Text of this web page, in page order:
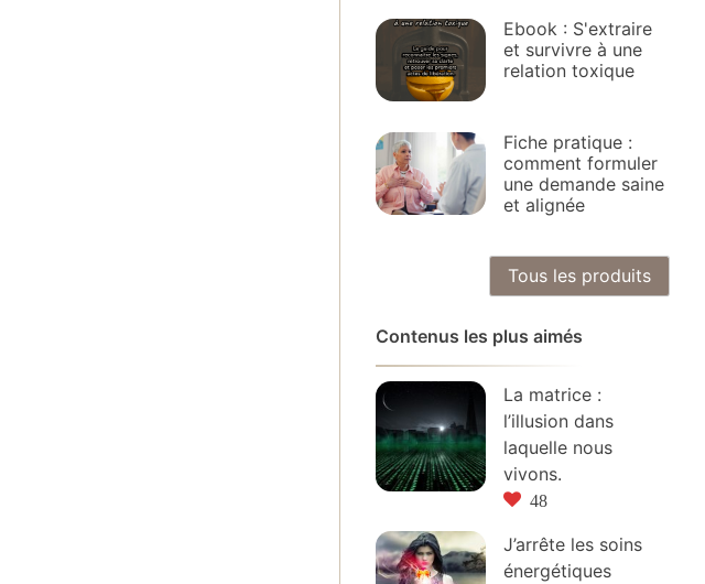
Ebook : S'extraire
et survivre à une
relation toxique
Fiche pratique :
comment formuler
une demande saine
et alignée
Tous les produits
Contenus les plus aimés
La matrice :
l’illusion dans
laquelle nous
vivons.
48
J’arrête les soins
énergétiques